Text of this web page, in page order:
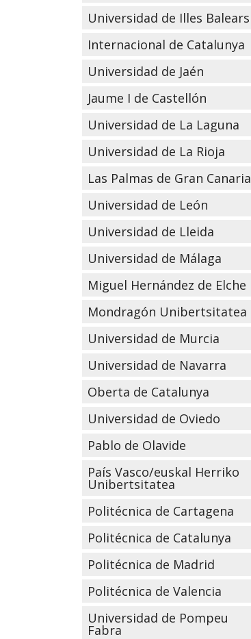
Universidad de Illes Balears
Internacional de Catalunya
Universidad de Jaén
Jaume I de Castellón
Universidad de La Laguna
Universidad de La Rioja
Las Palmas de Gran Canaria
Universidad de León
Universidad de Lleida
Universidad de Málaga
Miguel Hernández de Elche
Mondragón Unibertsitatea
Universidad de Murcia
Universidad de Navarra
Oberta de Catalunya
Universidad de Oviedo
Pablo de Olavide
País Vasco/euskal Herriko
Unibertsitatea
Politécnica de Cartagena
Politécnica de Catalunya
Politécnica de Madrid
Politécnica de Valencia
Universidad de Pompeu
Fabra